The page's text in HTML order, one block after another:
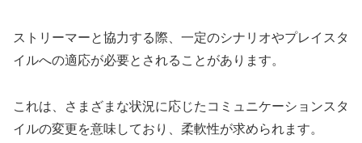
ストリーマーと協力する際、一定のシナリオやプレイスタ
イルへの適応が必要とされることがあります。
これは、さまざまな状況に応じたコミュニケーションスタ
イルの変更を意味しており、柔軟性が求められます。